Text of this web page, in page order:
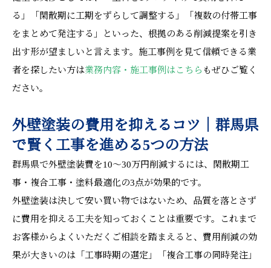
る」「閑散期に工期をずらして調整する」「複数の付帯工事
をまとめて発注する」といった、根拠のある削減提案を引き
出す形が望ましいと言えます。施工事例を見て信頼できる業
者を探したい方は業務内容・施工事例はこちら もぜひご覧く
ださい。
外壁塗装の費用を抑えるコツ｜群馬県
で賢く工事を進める5つの方法
群馬県で外壁塗装費を10〜30万円削減するには、閑散期工
事・複合工事・塗料最適化の3点が効果的です。
外壁塗装は決して安い買い物ではないため、品質を落とさず
に費用を抑える工夫を知っておくことは重要です。これまで
お客様からよくいただくご相談を踏まえると、費用削減の効
果が大きいのは「工事時期の選定」「複合工事の同時発注」